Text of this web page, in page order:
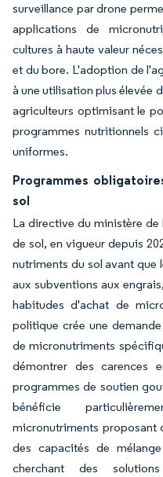
surveillance par drone
applications de
cultures à haute valeur
et du bore. L'adoption de
à une utilisation plus élevée
agriculteurs optimisant le
programmes nutritionnels
uniformes.
Programmes
sol
La directive du ministère de
de sol, en vigueur depuis
nutriments du sol avant que
aux subventions aux
habitudes d'achat de
politique crée une
de micronutriments
démontrer des carences
programmes de soutien
bénéficie
micronutriments proposant
des capacités de
cherchant des